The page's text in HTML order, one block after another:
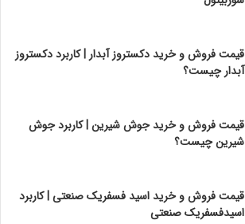
قیمت فروش و خرید دکستروز آبدار | کاربرد دکستروز
آبدار چیست؟
قیمت فروش و خرید جوش شیرین | کاربرد جوش
شیرین چیست؟
قیمت فروش و خرید اسید فسفریک صنعتی | کاربرد
اسیدفسفریک صنعتی